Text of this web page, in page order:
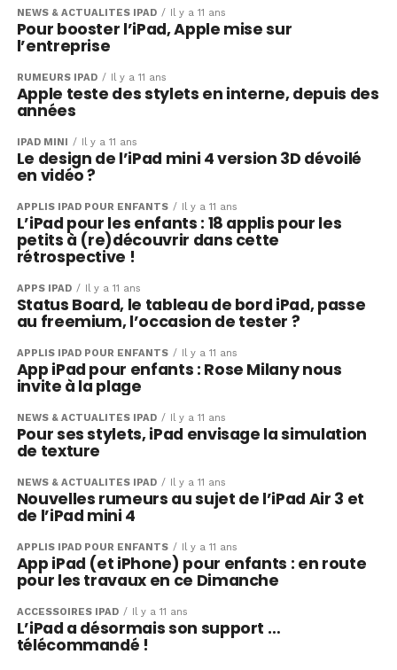
NEWS & ACTUALITÉS IPAD Il y a 11 ans
Pour booster l’iPad, Apple mise sur
l’entreprise
RUMEURS IPAD Il y a 11 ans
Apple teste des stylets en interne, depuis des
années
IPAD MINI Il y a 11 ans
Le design de l’iPad mini 4 version 3D dévoilé
en vidéo ?
APPLIS IPAD POUR ENFANTS Il y a 11 ans
L’iPad pour les enfants : 18 applis pour les
petits à (re)découvrir dans cette
rétrospective !
APPS IPAD Il y a 11 ans
Status Board, le tableau de bord iPad, passe
au freemium, l’occasion de tester ?
APPLIS IPAD POUR ENFANTS Il y a 11 ans
App iPad pour enfants : Rose Milany nous
invite à la plage
NEWS & ACTUALITÉS IPAD Il y a 11 ans
Pour ses stylets, iPad envisage la simulation
de texture
NEWS & ACTUALITÉS IPAD Il y a 11 ans
Nouvelles rumeurs au sujet de l’iPad Air 3 et
de l’iPad mini 4
APPLIS IPAD POUR ENFANTS Il y a 11 ans
App iPad (et iPhone) pour enfants : en route
pour les travaux en ce Dimanche
ACCESSOIRES IPAD Il y a 11 ans
L’iPad a désormais son support …
télécommandé !